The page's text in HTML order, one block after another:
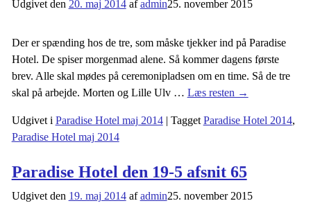
Udgivet den 20. maj 2014 afadmin25. november 2015
Der er spænding hos de tre, som måske tjekker ind på Paradise
Hotel. De spiser morgenmad alene. Så kommer dagens første
brev. Alle skal mødes på ceremonipladsen om en time. Så de tre
skal på arbejde. Morten og Lille Ulv … Læs resten →
Udgivet i Paradise Hotel maj 2014| Tagget Paradise Hotel 2014,
Paradise Hotel maj 2014
Paradise Hotel den 19-5 afsnit 65
Udgivet den 19. maj 2014 afadmin25. november 2015